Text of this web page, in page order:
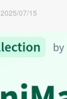
2025/07/15